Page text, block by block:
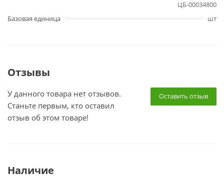
ЦБ-00034800
Базовая единица
шт
Отзывы
Оставить отзыв
У данного товара нет отзывов.
Станьте первым, кто оставил
отзыв об этом товаре!
Наличие